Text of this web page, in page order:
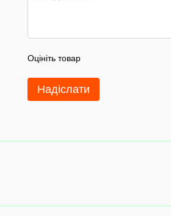
Оцініть товар
Надіслати